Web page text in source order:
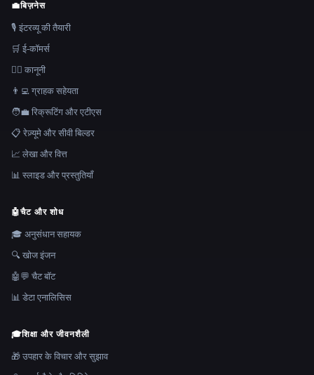
💼बिज़नेस
🎙️ इंटरव्यू की तैयारी
🛒 ई-कॉमर्स
👩‍⚖️ कानूनी
👨‍💻 ग्राहक सहेयता
🧑‍💼 रिक्रूटिंग और एटीएस
📋 रेज़्यूमे और सीवी बिल्डर
📈 लेखा और वित्त
📊 स्लाइड और प्रस्तुतियाँ
🤖चैट और शोध
🎓 अनुसंधान सहायक
🔍 खोज इंजन
🤖💬 चैट बॉट
📊 डेटा एनालिसिस
🎓शिक्षा और जीवनशैली
🎁 उपहार के विचार और सुझाव